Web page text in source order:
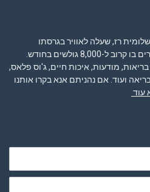
רז, שעלה לאוויר בגרסתו
הראשונה בשנת 2009 וכיום מבקרים בו קרוב ל-8,000 גולשים בחודש.
מודעות, איכות חיים, ג'וס פלאס,
ועוד. אם נהניתם אנא בקרו אותנו
עוד